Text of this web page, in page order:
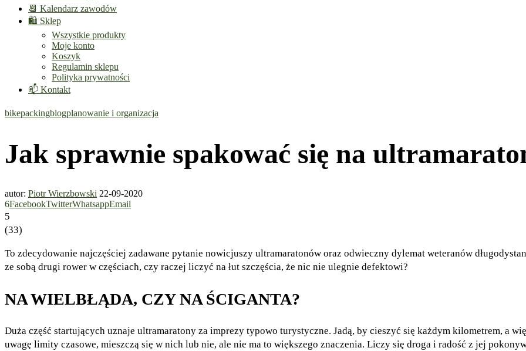
📆 Kalendarz zawodów
🛍️ Sklep
Wszystkie produkty
Moje konto
Koszyk
Regulamin sklepu
Polityka prywatności
📫 Kontakt
bikepackingblogplanowanie i organizacja
Jak sprawnie spakować się na
autor: Piotr Wierzbowski 22-09-2020
6FacebookTwitterWhatsappEmail
5
(33)
To zdecydowanie najczęściej zadawane pytanie nowicjuszy ultramaratonów oraz odwieczny dylemat weteranów
ze sobą drugi rower w częściach, czy raczej liczyć na łut szczęścia, że nic nie ulegnie defektowi?
NA WIELBŁĄDA, CZY NA ŚCIGANTA?
Duża część startujących uznaje ultramaratony za imprezy typowo turystyczne. Jadą, by cieszyć się każdym kilometrem, a
uwagę limity czasowe, mieszczą się w nich lub nie, ale nie ma to większego znaczenia. Liczy się droga i radość z jej